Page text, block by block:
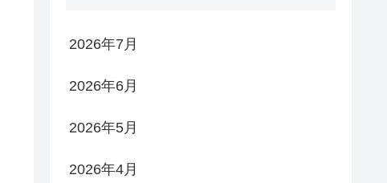
2026年7月
2026年6月
2026年5月
2026年4月